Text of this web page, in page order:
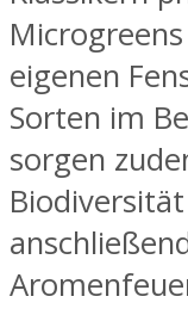
eigenen
Sorten im
sorgen